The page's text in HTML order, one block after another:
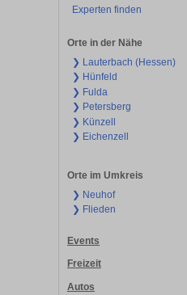
Experten finden
Orte in der Nähe
❯ Lauterbach (Hessen)
❯ Hünfeld
❯ Fulda
❯ Petersberg
❯ Künzell
❯ Eichenzell
Orte im Umkreis
❯ Neuhof
❯ Flieden
Events
Freizeit
Autos